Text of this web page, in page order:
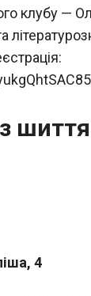
клубу —
шиття
4